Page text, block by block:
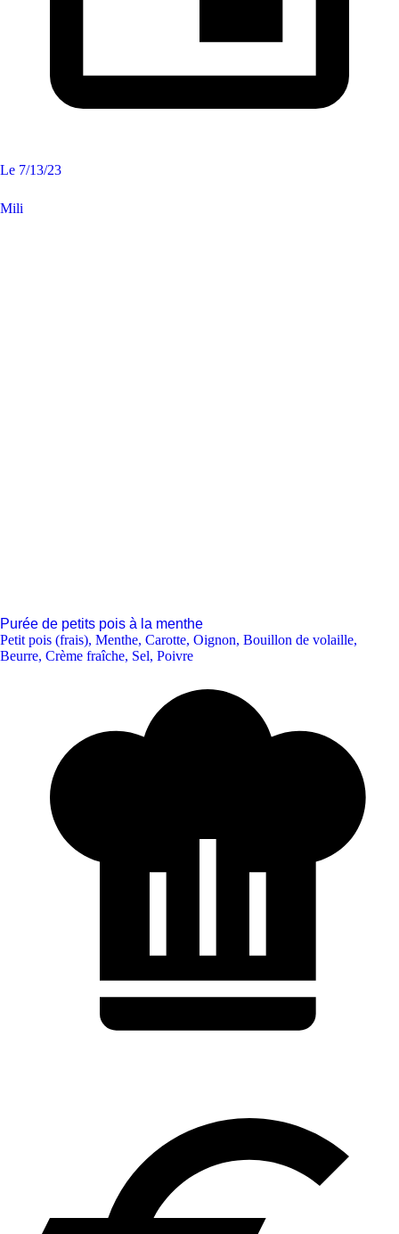
Le 7/13/23
Mili
Purée de petits pois à la menthe
Petit pois (frais), Menthe, Carotte, Oignon, Bouillon de volaille,
Beurre, Crème fraîche, Sel, Poivre